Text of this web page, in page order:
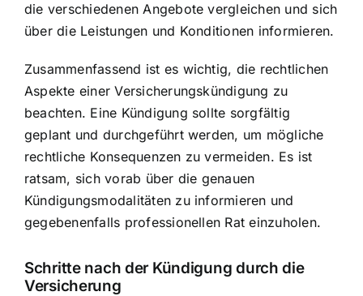
die verschiedenen Angebote vergleichen und sich
über die Leistungen und Konditionen informieren.
Zusammenfassend ist es wichtig, die rechtlichen
Aspekte einer Versicherungskündigung zu
beachten. Eine Kündigung sollte sorgfältig
geplant und durchgeführt werden, um mögliche
rechtliche Konsequenzen zu vermeiden. Es ist
ratsam, sich vorab über die genauen
Kündigungsmodalitäten zu informieren und
gegebenenfalls professionellen Rat einzuholen.
Schritte nach der Kündigung durch die
Versicherung